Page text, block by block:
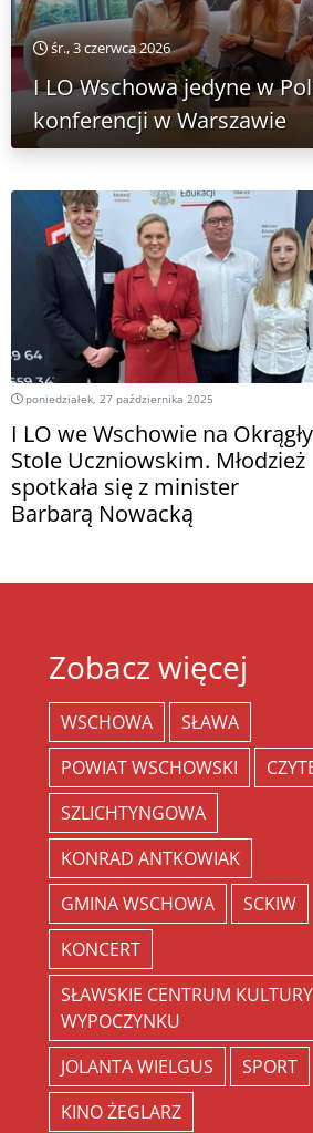
śr., 3 czerwca 2026
I LO Wschowa jedyne w
konferencji w Warszawie
poniedziałek, 27 października 2025
I LO we Wschowie na
Stole Uczniowskim. Młodzież
spotkała się z minister
Barbarą Nowacką
Zobacz więcej
WSCHOWA
SŁAWA
POWIAT WSCHOWSKI
SZLICHTYNGOWA
KONRAD ANTKOWIAK
GMINA WSCHOWA
SCKIW
KONCERT
SŁAWSKIE CENTRUM
WYPOCZYNKU
JOLANTA WIELGUS
SPORT
KINO ŻEGLARZ